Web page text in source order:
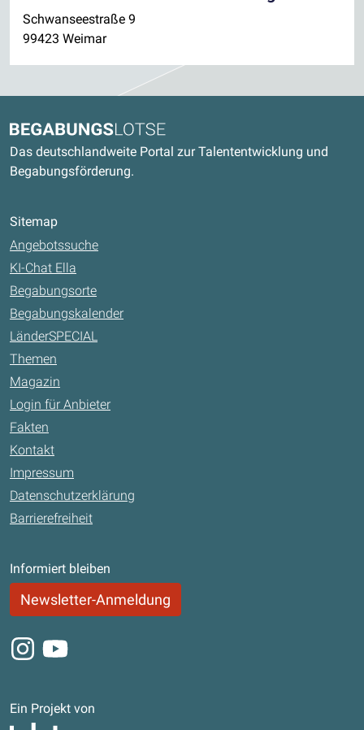
Schwanseestraße 9
99423 Weimar
Begabungslotse
Das deutschlandweite Portal zur Talententwicklung und
Begabungsförderung.
Sitemap
Angebotssuche
KI-Chat Ella
Begabungsorte
Begabungskalender
LänderSPECIAL
Themen
Magazin
Login für Anbieter
Fakten
Kontakt
Impressum
Datenschutzerklärung
Barrierefreiheit
Informiert bleiben
Newsletter-Anmeldung
Instagram
Youtube
Ein Projekt von